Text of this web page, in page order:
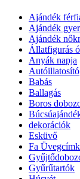
Ajándék
Ajándék
Ajándék
Állatfigurás
Anyák napja
Autóillatosító
Babás
Ballagás
Boros
dekorációk
Esküvő
Fa
Gyűrűtartók